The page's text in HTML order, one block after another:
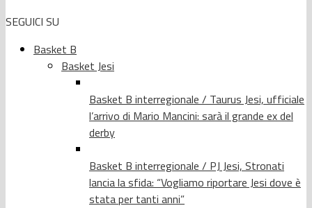
SEGUICI SU
Basket B
Basket Jesi
Basket B interregionale / Taurus Jesi, ufficiale
l’arrivo di Mario Mancini: sarà il grande ex del
derby
Basket B interregionale / PJ Jesi, Stronati
lancia la sfida: “Vogliamo riportare Jesi dove è
stata per tanti anni”